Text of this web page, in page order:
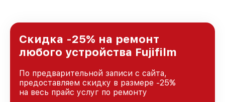
Москве, постоянно повышая уровень доверия
и лояльности наших клиентов.
Скидка -25% на ремонт
любого устройства Fujifilm
По предварительной записи с сайта,
предоставляем скидку в размере -25%
на весь прайс услуг по ремонту